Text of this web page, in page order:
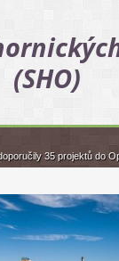
(SHO)
35 projektů do